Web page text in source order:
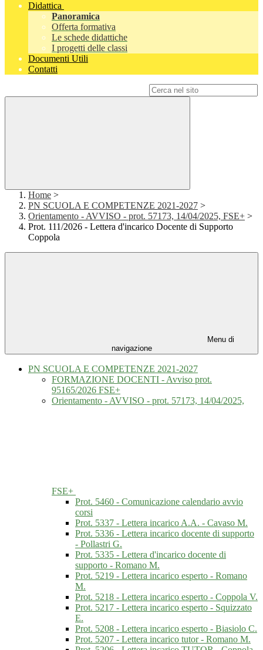
Didattica
Panoramica
Offerta formativa
Le schede didattiche
I progetti delle classi
Documenti Utili
Contatti
Home >
PN SCUOLA E COMPETENZE 2021-2027 >
Orientamento - AVVISO - prot. 57173, 14/04/2025, FSE+ >
Prot. 111/2026 - Lettera d'incarico Docente di Supporto
Coppola
Menu di
navigazione
PN SCUOLA E COMPETENZE 2021-2027
FORMAZIONE DOCENTI - Avviso prot.
95165/2026 FSE+
Orientamento - AVVISO - prot. 57173, 14/04/2025,
FSE+
Prot. 5460 - Comunicazione calendario avvio
corsi
Prot. 5337 - Lettera incarico A.A. - Cavaso M.
Prot. 5336 - Lettera incarico docente di supporto
- Pollastri G.
Prot. 5335 - Lettera d'incarico docente di
supporto - Romano M.
Prot. 5219 - Lettera incarico esperto - Romano
M.
Prot. 5218 - Lettera incarico esperto - Coppola V.
Prot. 5217 - Lettera incarico esperto - Squizzato
E.
Prot. 5208 - Lettera incarico esperto - Biasiolo C.
Prot. 5207 - Lettera incarico tutor - Romano M.